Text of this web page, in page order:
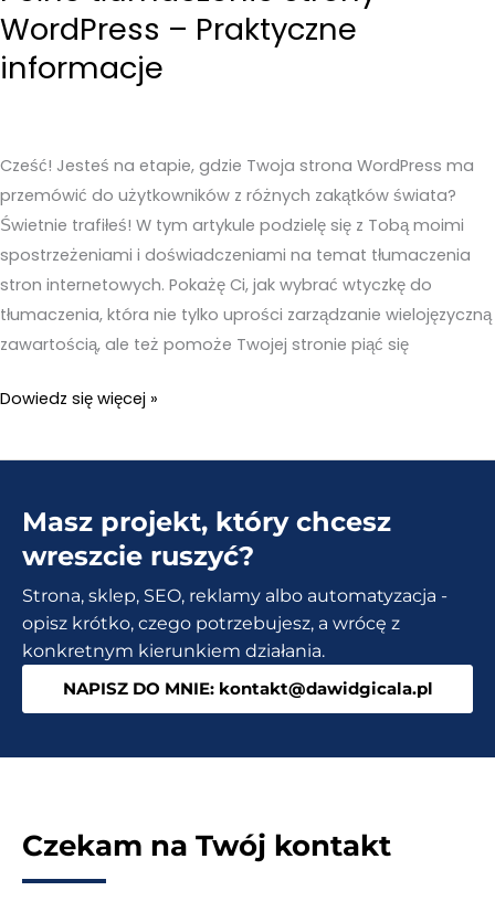
WordPress – Praktyczne
informacje
Cześć! Jesteś na etapie, gdzie Twoja strona WordPress ma
przemówić do użytkowników z różnych zakątków świata?
Świetnie trafiłeś! W tym artykule podzielę się z Tobą moimi
spostrzeżeniami i doświadczeniami na temat tłumaczenia
stron internetowych. Pokażę Ci, jak wybrać wtyczkę do
tłumaczenia, która nie tylko uprości zarządzanie wielojęzyczną
zawartością, ale też pomoże Twojej stronie piąć się
Pełne
strony
Praktyczne
Dowiedz się więcej »
Masz projekt, który chcesz
wreszcie ruszyć?
Strona, sklep, SEO, reklamy albo automatyzacja -
opisz krótko, czego potrzebujesz, a wrócę z
konkretnym kierunkiem działania.
NAPISZ DO MNIE: kontakt@dawidgicala.pl
Czekam na Twój kontakt